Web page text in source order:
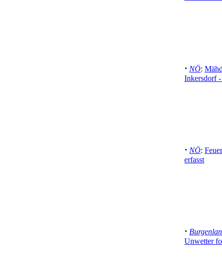
· NÖ:
Inkersdorf
· NÖ:
erfasst
·
Unwetter